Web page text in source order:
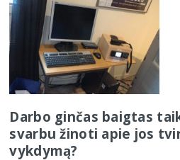
Darbo ginčas baigtas
svarbu žinoti apie jos
vykdymą?